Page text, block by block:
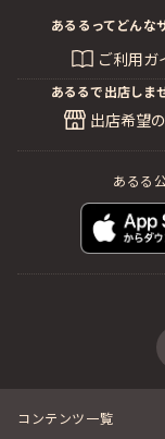
あるるってどんな
ご利用ガ
あるるで出店しま
出店希望
あるる
コンテンツ一覧